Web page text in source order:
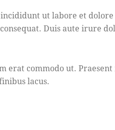
ut labore et
Duis aute irure
commodo ut.
lacus.